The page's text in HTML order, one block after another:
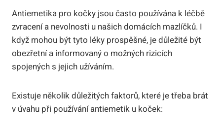
Antiemetika pro kočky jsou často používána k léčbě
zvracení a nevolnosti u našich domácích mazlíčků. I
když mohou být tyto léky prospěšné, je důležité být
obezřetní a informovaný o možných rizicích
spojených s jejich užíváním.
Existuje několik důležitých faktorů, které je třeba brát
v úvahu při používání antiemetik u koček: